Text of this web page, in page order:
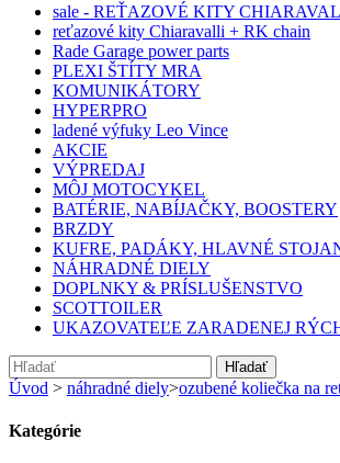
sale - REŤAZOVÉ KITY
reťazové kity Chiaravalli + RK chain
Rade Garage power parts
PLEXI ŠTÍTY MRA
KOMUNIKÁTORY
HYPERPRO
ladené výfuky Leo Vince
AKCIE
VÝPREDAJ
MÔJ MOTOCYKEL
BATÉRIE, NABÍJAČKY, BOOSTERY
BRZDY
KUFRE, PADÁKY, HLAVNÉ
NÁHRADNÉ DIELY
DOPLNKY & PRÍSLUŠENSTVO
SCOTTOILER
UKAZOVATEĽE ZARADENEJ
Hľadať
Úvod > náhradné diely>ozubené koliečka na
Kategórie